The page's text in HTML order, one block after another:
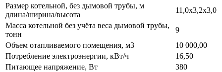
Размер котельной, без дымовой трубы, м
длина/ширина/высота
11,0х3,2х3,0
Масса котельной без учёта веса дымовой трубы,
тонн
9
Объем отапливаемого помещения, м3
10 000,00
Потребление электроэнергии, кВт/ч
16,50
Питающее напряжение, Вт
380